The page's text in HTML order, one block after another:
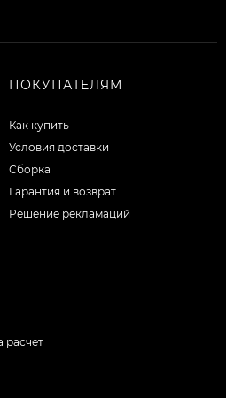
ПОКУПАТЕЛЯМ
Как купить
Условия доставки
Сборка
Гарантия и возврат
Решение рекламаций
расчет